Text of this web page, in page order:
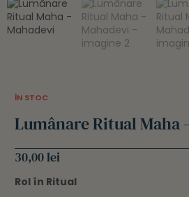
ÎN STOC
Lumânare Ritual Maha
30,00lei
Rol în Ritual